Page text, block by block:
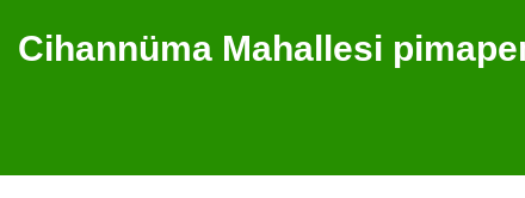
Cihannüma Mahallesi